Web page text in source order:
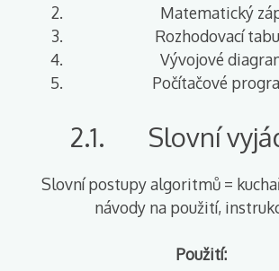
Matematický
Rozhodovací
Vývojové
Počítačové
2.1. Slovní
Slovní postupy algoritmů =
návody na použití,
Použití: